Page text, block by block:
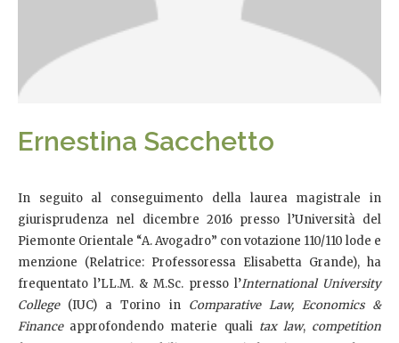
Ernestina Sacchetto
In seguito al conseguimento della laurea magistrale in
giurisprudenza nel dicembre 2016 presso l’Università del
Piemonte Orientale “A. Avogadro” con votazione 110/110 lode e
menzione (Relatrice: Professoressa Elisabetta Grande), ha
frequentato l’LL.M. & M.Sc. presso l’International University
College (IUC) a Torino in Comparative Law, Economics &
Financeapprofondendo materie quali tax law, competition